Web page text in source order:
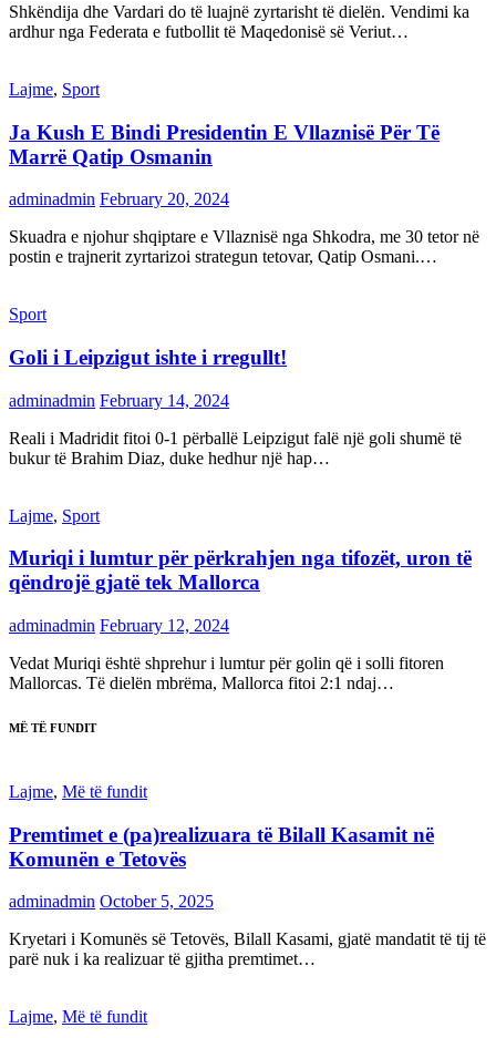
Shkëndija dhe Vardari do të luajnë zyrtarisht të dielën. Vendimi ka
ardhur nga Federata e futbollit të Maqedonisë së Veriut…
Lajme, Sport
Ja Kush E Bindi Presidentin E Vllaznisë Për Të
Marrë Qatip Osmanin
adminadmin February 20, 2024
Skuadra e njohur shqiptare e Vllaznisë nga Shkodra, me 30 tetor në
postin e trajnerit zyrtarizoi strategun tetovar, Qatip Osmani.…
Sport
Goli i Leipzigut ishte i rregullt!
adminadmin February 14, 2024
Reali i Madridit fitoi 0-1 përballë Leipzigut falë një goli shumë të
bukur të Brahim Diaz, duke hedhur një hap…
Lajme, Sport
Muriqi i lumtur për përkrahjen nga tifozët, uron të
qëndrojë gjatë tek Mallorca
adminadmin February 12, 2024
Vedat Muriqi është shprehur i lumtur për golin që i solli fitoren
Mallorcas. Të dielën mbrëma, Mallorca fitoi 2:1 ndaj…
MË TË FUNDIT
Lajme, Më të fundit
Premtimet e (pa)realizuara të Bilall Kasamit në
Komunën e Tetovës
adminadmin October 5, 2025
Kryetari i Komunës së Tetovës, Bilall Kasami, gjatë mandatit të tij të
parë nuk i ka realizuar të gjitha premtimet…
Lajme, Më të fundit